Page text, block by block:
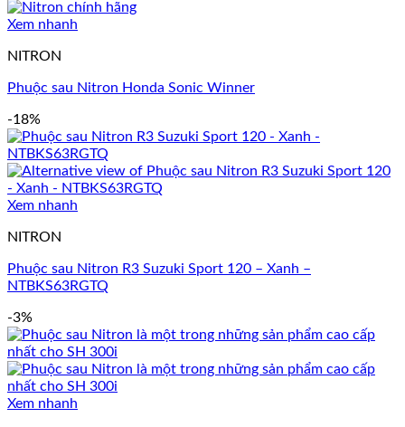
Xem nhanh
NITRON
Phuộc sau Nitron Honda Sonic Winner
-18%
Xem nhanh
NITRON
Phuộc sau Nitron R3 Suzuki Sport 120 – Xanh –
NTBKS63RGTQ
-3%
Xem nhanh